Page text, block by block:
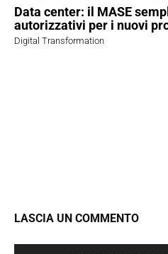
Data center: il MASE
autorizzativi per i nuovi
Digital Transformation
LASCIA UN COMMENTO